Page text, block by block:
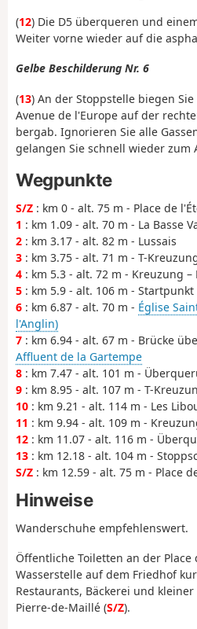
(12) Die D5 überqueren und
Weiter vorne wieder auf die
Gelbe Beschilderung Nr. 6
(13) An der Stoppstelle biegen
Avenue de l'Europe auf der
bergab. Ignorieren Sie alle
gelangen Sie schnell wieder zum
Wegpunkte
S/Z : km 0 - alt. 75 m - Place de
1 : km 1.09 - alt. 70 m - La Basse
2 : km 3.17 - alt. 82 m - Lussais
3 : km 3.75 - alt. 71 m - T-
4 : km 5.3 - alt. 72 m - Kreuzung –
5 : km 5.9 - alt. 106 m -
6 : km 6.87 - alt. 70 m - Église
l'Anglin)
7 : km 6.94 - alt. 67 m - Brücke
Affluent de la Gartempe
8 : km 7.47 - alt. 101 m -
9 : km 8.95 - alt. 107 m - T-
10 : km 9.21 - alt. 114 m - Les
11 : km 9.94 - alt. 109 m -
12 : km 11.07 - alt. 116 m -
13 : km 12.18 - alt. 104 m -
S/Z : km 12.59 - alt. 75 m - Place
Hinweise
Wanderschuhe empfehlenswert.
Öffentliche Toiletten an der Place
Wasserstelle auf dem Friedhof
Restaurants, Bäckerei und
Pierre-de-Maillé (S/Z).